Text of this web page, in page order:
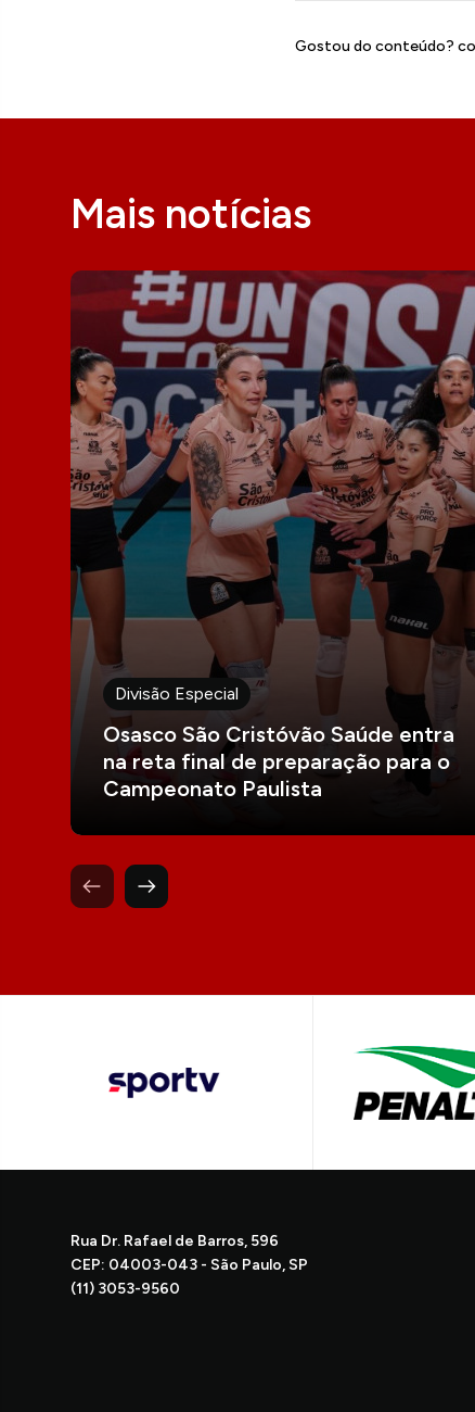
Gostou do conteúdo?
Mais notícias
Divisão Especial
Osasco São Cristóvão Saúde entra
na reta final de preparação para o
Campeonato Paulista
Rua Dr. Rafael de Barros, 596
CEP: 04003-043 - São Paulo, SP
(11) 3053-9560